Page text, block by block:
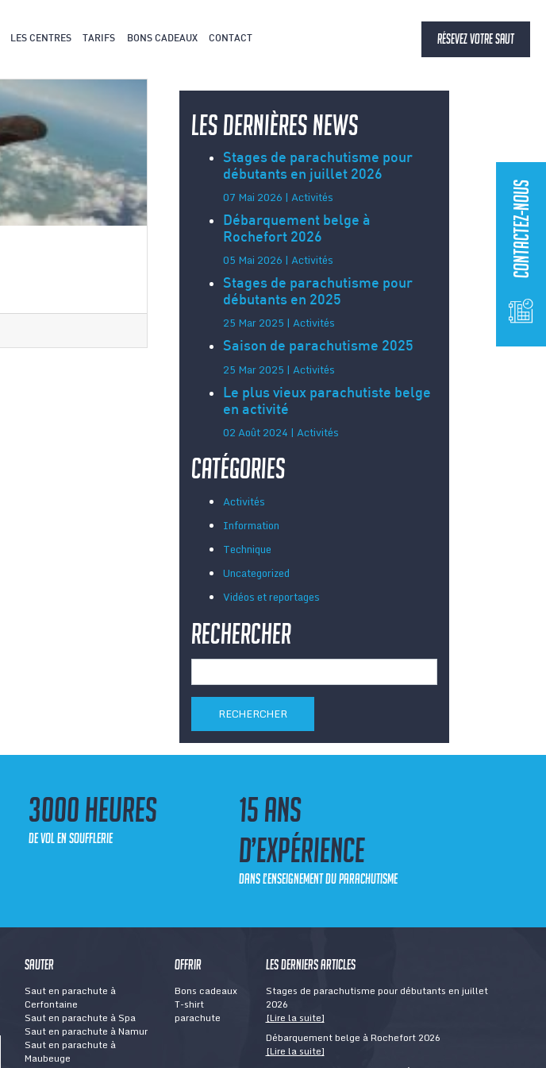
LES CENTRES TARIFS BONS CADEAUX CONTACT RÉSEVEZ VOTRE SAUT
Les dernières news
Stages de parachutisme pour
débutants en juillet 2026
07 Mai 2026 | Activités
Débarquement belge à
Rochefort 2026
05 Mai 2026 | Activités
Stages de parachutisme pour
débutants en 2025
25 Mar 2025 | Activités
Saison de parachutisme 2025
25 Mar 2025 | Activités
Le plus vieux parachutiste belge
en activité
02 Août 2024 | Activités
Catégories
Activités
Information
Technique
Uncategorized
Vidéos et reportages
Rechercher
Rechercher :
Contactez-nous
3000 heures
de vol en soufflerie
15 ans
d’expérience
dans l’enseignement du parachutisme
Sauter
Saut en parachute à
Cerfontaine
Saut en parachute à Spa
Saut en parachute à Namur
Saut en parachute à
Maubeuge
Offrir
Bons cadeaux
T-shirt
parachute
Les derniers articles
Stages de parachutisme pour débutants en juillet
2026
[Lire la suite]
Débarquement belge à Rochefort 2026
[Lire la suite]